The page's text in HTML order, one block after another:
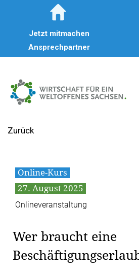
springenJetzt mitmachen
Ansprechpartner
Zurück
Online-Kurs
27. August 2025
Onlineveranstaltung
Wer braucht eine